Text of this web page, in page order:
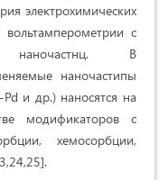
электро­химических
с
наночастнц. В
наночастипы
и др.) наносятся на
модификаторов с
хемосорбции,